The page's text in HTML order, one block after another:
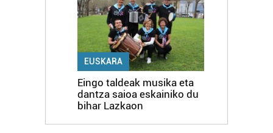
EUSKARA
Eingo taldeak musika eta
dantza saioa eskainiko du
bihar Lazkaon